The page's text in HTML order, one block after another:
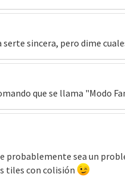
sincera, pero dime
que se llama "Modo
probablemente sea un
tiles con colisión